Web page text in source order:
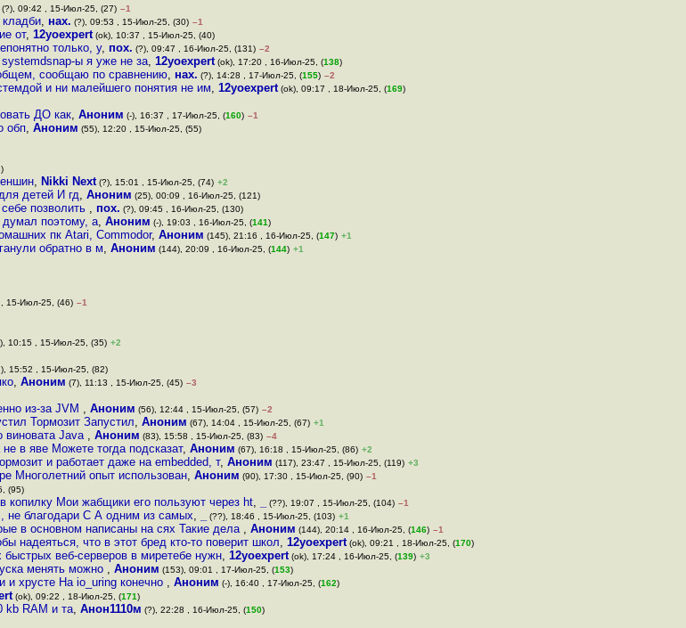
(?), 09:42 , 15-Июл-25, (27) –1
, нах. (?), 09:53 , 15-Июл-25, (30) –1
от, 12yoexpert (ok), 10:37 , 15-Июл-25, (40)
только, у, пох. (?), 09:47 , 16-Июл-25, (131) –2
ы я уже не за, 12yoexpert (ok), 17:20 , 16-Июл-25, (138)
сообщаю по сравнению, нах. (?), 14:28 , 17-Июл-25, (155) –2
и ни малейшего понятия не им, 12yoexpert (ok), 09:17 , 18-Июл-25, (169)
ДО как, Аноним (-), 16:37 , 17-Июл-25, (160) –1
обп, Аноним (55), 12:20 , 15-Июл-25, (55)
, Nikki Next (?), 15:01 , 15-Июл-25, (74) +2
детей И гд, Аноним (25), 00:09 , 16-Июл-25, (121)
позволить , пох. (?), 09:45 , 16-Июл-25, (130)
думал поэтому, а, Аноним (-), 19:03 , 16-Июл-25, (141)
пк Atari, Commodor, Аноним (145), 21:16 , 16-Июл-25, (147) +1
обратно в м, Аноним (144), 20:09 , 16-Июл-25, (144) +1
, 15-Июл-25, (46) –1
10:15 , 15-Июл-25, (35) +2
15:52 , 15-Июл-25, (82)
, Аноним (7), 11:13 , 15-Июл-25, (45) –3
из-за JVM , Аноним (56), 12:44 , 15-Июл-25, (57) –2
Тормозит Запустил, Аноним (67), 14:04 , 15-Июл-25, (67) +1
виновата Java , Аноним (83), 15:58 , 15-Июл-25, (83) –4
в яве Можете тогда подсказат, Аноним (67), 16:18 , 15-Июл-25, (86) +2
и работает даже на embedded, т, Аноним (117), 23:47 , 15-Июл-25, (119) +3
Многолетний опыт использован, Аноним (90), 17:30 , 15-Июл-25, (90) –1
(95)
копилку Мои жабщики его пользуют через ht, (??), 19:07 , 15-Июл-25, (104) –1
не благодари С А одним из самых, (??), 18:46 , 15-Июл-25, (103) +1
в основном написаны на сях Такие дела , Аноним (144), 20:14 , 16-Июл-25, (146) –1
надеяться, что в этот бред кто-то поверит школ, 12yoexpert (ok), 09:21 , 18-Июл-25, (170)
веб-серверов в миретебе нужн, 12yoexpert (ok), 17:24 , 16-Июл-25, (139) +3
менять можно , Аноним (153), 09:01 , 17-Июл-25, (153)
и хрусте На io_uring конечно , Аноним (-), 16:40 , 17-Июл-25, (162)
(ok), 09:22 , 18-Июл-25, (171)
kb RAM и та, Анон1110м (?), 22:28 , 16-Июл-25, (150)